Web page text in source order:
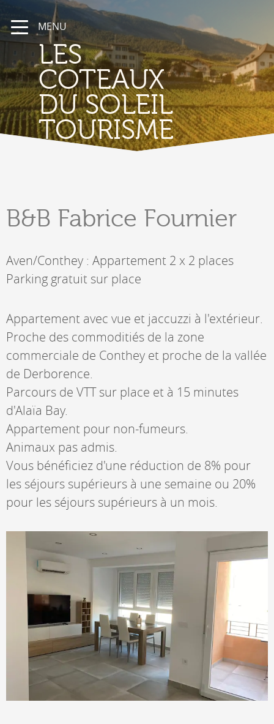
MENU
LES
COTEAUX
DU SOLEIL
TOURISME
B&B Fabrice Fournier
Aven/Conthey : Appartement 2 x 2 places
Parking gratuit sur place
Appartement avec vue et jaccuzzi à l'extérieur.
Proche des commoditiés de la zone
commerciale de Conthey et proche de la vallée
de Derborence.
Parcours de VTT sur place et à 15 minutes
d'Alaïa Bay.
Appartement pour non-fumeurs.
Animaux pas admis.
Vous bénéficiez d'une réduction de 8% pour
les séjours supérieurs à une semaine ou 20%
pour les séjours supérieurs à un mois.